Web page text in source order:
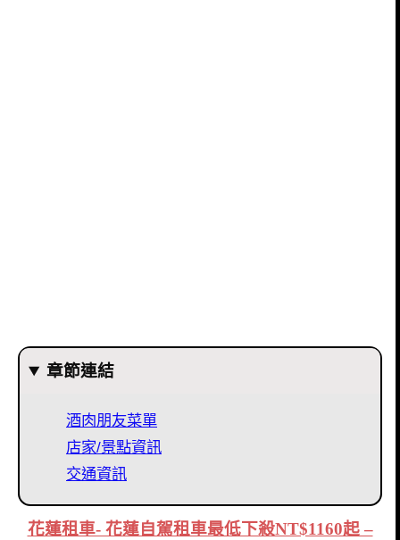
章節連結
酒肉朋友菜單
店家/景點資訊
交通資訊
花蓮租車- 花蓮自駕租車最低下殺NT$1160起 –